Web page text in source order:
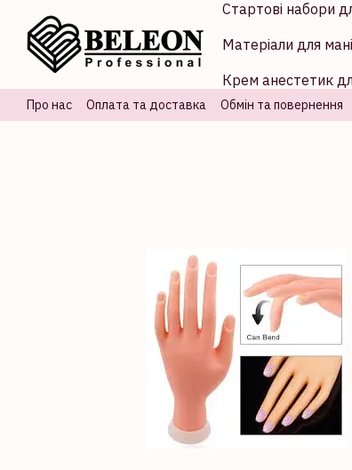
Перейти до основного контенту Стартові набори
Матеріали для
Крем анестетик
Про нас Оплата та доставка Обмін та повернення